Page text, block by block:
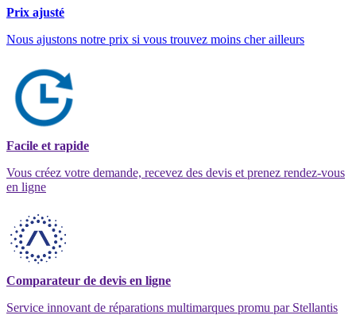
Prix ajusté
Nous ajustons notre prix si vous trouvez moins cher ailleurs
Facile et rapide
Vous créez votre demande, recevez des devis et prenez rendez-vous
en ligne
Comparateur de devis en ligne
Service innovant de réparations multimarques promu par Stellantis